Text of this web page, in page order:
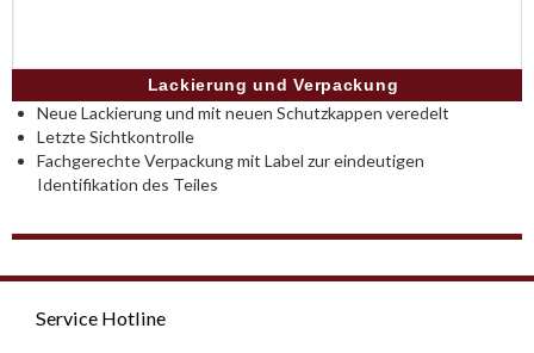
Lackierung und Verpackung
Neue Lackierung und mit neuen Schutzkappen veredelt
Letzte Sichtkontrolle
Fachgerechte Verpackung mit Label zur eindeutigen
Identifikation des Teiles
Service Hotline